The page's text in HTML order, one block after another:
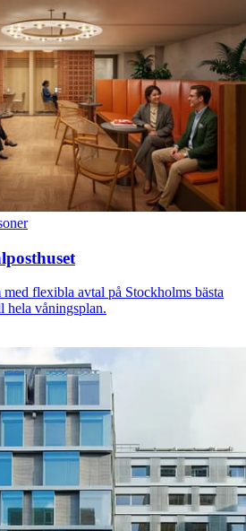
flexibla avtal på Stockholms bästa
hela våningsplan.